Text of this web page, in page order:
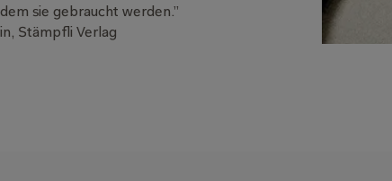
sie gebraucht werden.”
Stämpfli Verlag